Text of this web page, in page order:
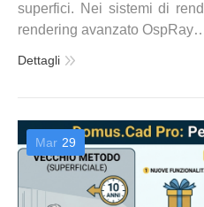
superfici. Nei sistemi di
rendering avanzato
Dettagli
Mar 29